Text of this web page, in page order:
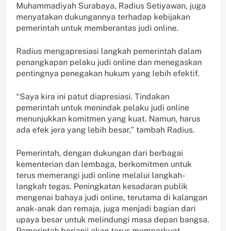
Muhammadiyah Surabaya, Radius Setiyawan, juga
menyatakan dukungannya terhadap kebijakan
pemerintah untuk memberantas judi online.
Radius mengapresiasi langkah pemerintah dalam
penangkapan pelaku judi online dan menegaskan
pentingnya penegakan hukum yang lebih efektif.
“Saya kira ini patut diapresiasi. Tindakan
pemerintah untuk menindak pelaku judi online
menunjukkan komitmen yang kuat. Namun, harus
ada efek jera yang lebih besar,” tambah Radius.
Pemerintah, dengan dukungan dari berbagai
kementerian dan lembaga, berkomitmen untuk
terus memerangi judi online melalui langkah-
langkah tegas. Peningkatan kesadaran publik
mengenai bahaya judi online, terutama di kalangan
anak-anak dan remaja, juga menjadi bagian dari
upaya besar untuk melindungi masa depan bangsa.